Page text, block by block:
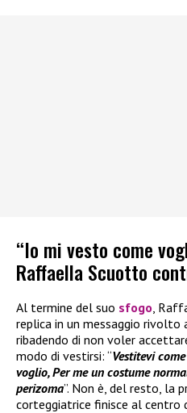
“Io mi vesto come
Raffaella Scuotto
Al termine del suo sfogo,
replica in un messaggio rivolto
ribadendo di non voler
modo di vestirsi: “Vestitevi
voglio, Per me un costume
perizoma”. Non è, del resto, la
corteggiatrice finisce al centro